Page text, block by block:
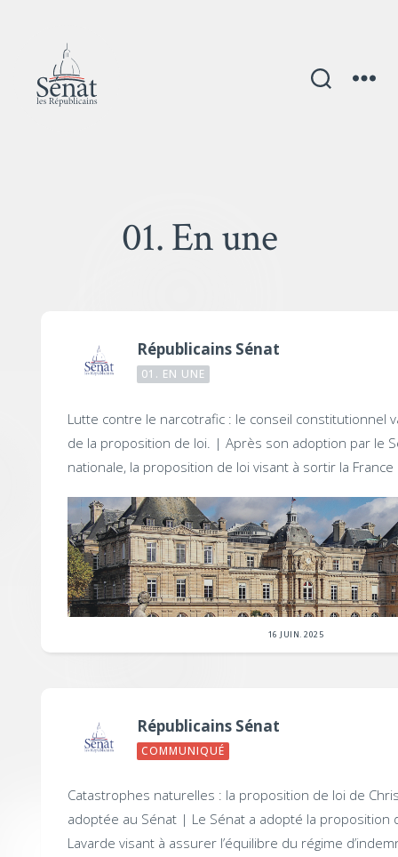
01. En une
Républicains Sénat
01. EN UNE
Lutte contre le narcotrafic : le conseil constitutionnel
de la proposition de loi. | Après son adoption par le
nationale, la proposition de loi visant à sortir la France
16 JUIN. 2025
Républicains Sénat
COMMUNIQUÉ
Catastrophes naturelles : la proposition de loi de
adoptée au Sénat | Le Sénat a adopté la proposition
Lavarde visant à assurer l’équilibre du régime